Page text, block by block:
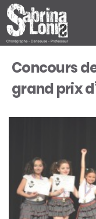
Concours
grand prix